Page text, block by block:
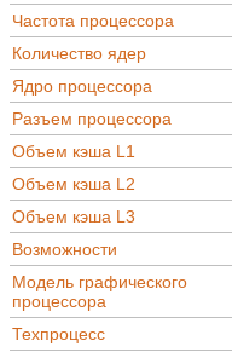
Частота процессора
Количество ядер
Ядро процессора
Разъем процессора
Объем кэша L1
Объем кэша L2
Объем кэша L3
Возможности
Модель графического
процессора
Техпроцесс